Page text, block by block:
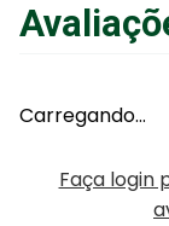
Carregando…
Faça login